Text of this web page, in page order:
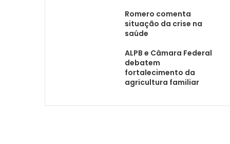
Romero comenta
situação da crise na
saúde
ALPB e Câmara Federal
debatem
fortalecimento da
agricultura familiar